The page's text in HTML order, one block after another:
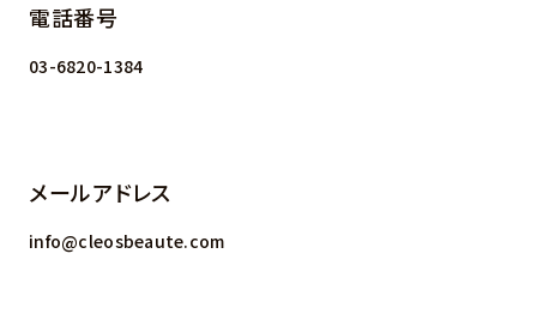
電話番号
03-6820-1384
メールアドレス
info@cleosbeaute.com